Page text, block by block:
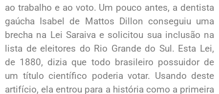
ao trabalho e ao voto. Um pouco antes, a dentista
gaúcha Isabel de Mattos Dillon conseguiu uma
brecha na Lei Saraiva e solicitou sua inclusão na
lista de eleitores do Rio Grande do Sul. Esta Lei,
de 1880, dizia que todo brasileiro possuidor de
um título científico poderia votar. Usando deste
artifício, ela entrou para a história como a primeira